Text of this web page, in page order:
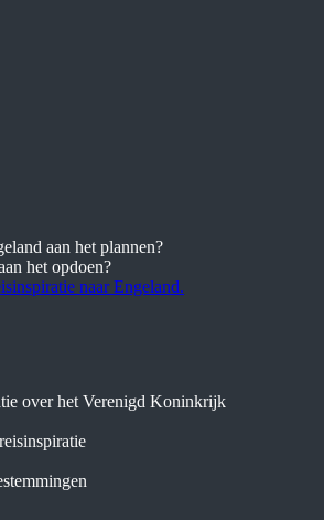
aan het plannen?
het opdoen?
naar Engeland.
over het Verenigd Koninkrijk